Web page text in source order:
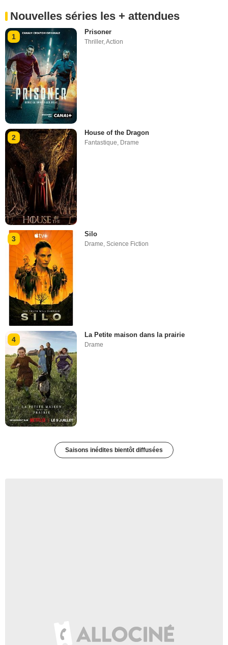
Nouvelles séries les + attendues
1
Prisoner
Thriller,Action
2
House of the Dragon
Fantastique, Drame
3
Silo
Drame ,Science Fiction
4
La Petite maison dans la prairie
Drame
Saisons inédites bientôt diffusées